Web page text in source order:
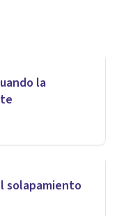
la
solapamiento